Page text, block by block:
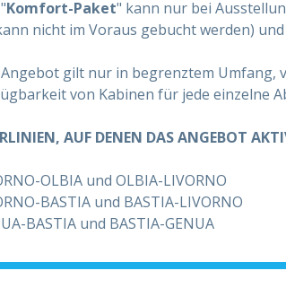
Komfort-Paket" kann nur bei
nicht im Voraus gebucht werden)
gilt nur in begrenztem Umfang,
von Kabinen für jede einzelne
AUF DENEN DAS ANGEBOT
OLBIA und OLBIA-LIVORNO
BASTIA und BASTIA-LIVORNO
BASTIA und BASTIA-GENUA